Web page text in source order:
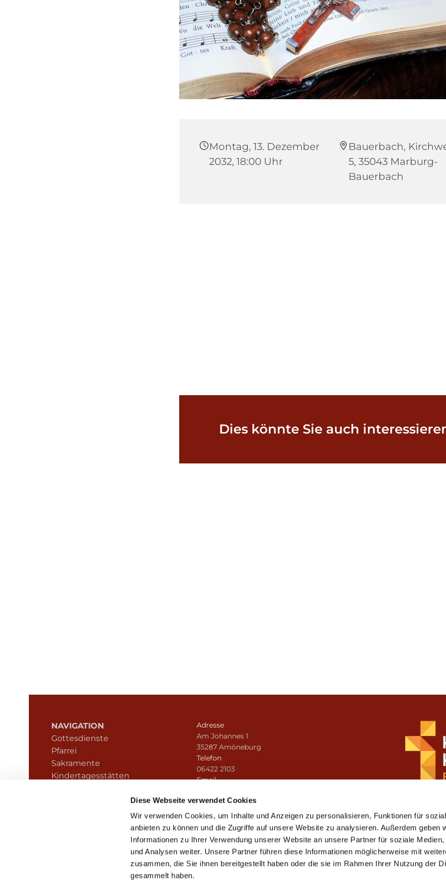
Diese Webseite verwendet Cookies
Wir verwenden Cookies, um Inhalte und Anzeigen zu personalisieren, Funktionen für
anbieten zu können und die Zugriffe auf unsere Website zu analysieren. Außerdem geben
Informationen zu Ihrer Verwendung unserer Website an unsere Partner für soziale Medien,
und Analysen weiter. Unsere Partner führen diese Informationen möglicherweise mit
zusammen, die Sie ihnen bereitgestellt haben oder die sie im Rahmen Ihrer Nutzung der
gesammelt haben.
Montag, 13. Dezember
2032, 18:00 Uhr
Bauerbach,
5, 35043 Marburg-
Bauerbach
Dies könnte Sie auch
NAVIGATION
Gottesdienste
Pfarrei
Sakramente
Kindertagesstätten
Hinweisgeberschutz
Adresse
Am Johannes 1
35287 Amöneburg
Telefon
06422 2103
Email
Impressum Datenschutzerklärung ChurchDesk-